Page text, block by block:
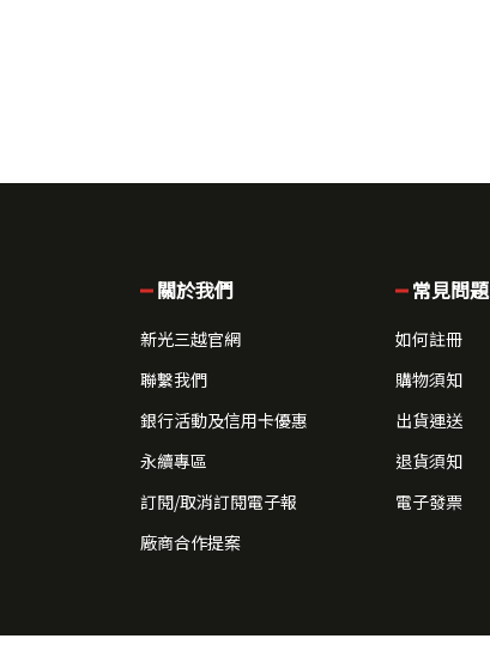
關於我們
新光三越官網
聯繫我們
銀行活動及信用卡優惠
永續專區
訂閱/取消訂閱電子報
廠商合作提案
常見問題
如何註冊
購物須知
出貨運送
退貨須知
電子發票